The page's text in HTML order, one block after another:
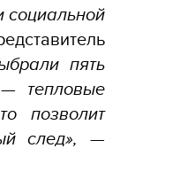
социальной
пять
тепловые
позволит
след», —